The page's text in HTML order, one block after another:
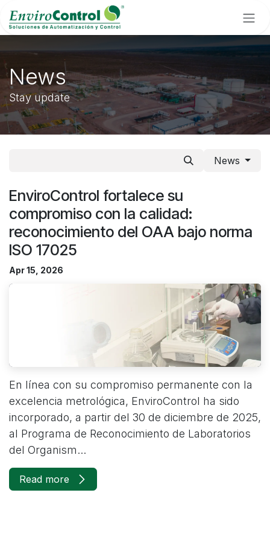
Skip to Content
News
Stay update
News
EnviroControl fortalece su
compromiso con la calidad:
reconocimiento del OAA bajo norma
ISO 17025
Apr 15, 2026
En línea con su compromiso permanente con la
excelencia metrológica, EnviroControl ha sido
incorporado, a partir del 30 de diciembre de 2025,
al Programa de Reconocimiento de Laboratorios
del Organism...
Read more